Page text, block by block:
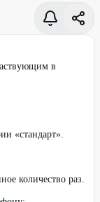
в
«стандарт».
количество раз.